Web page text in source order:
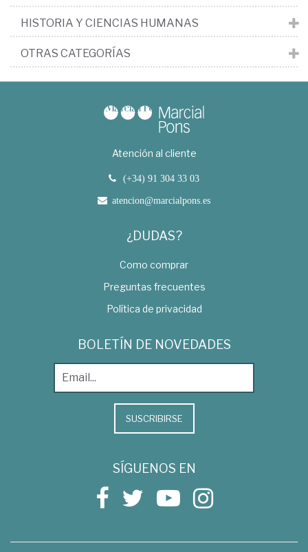
HISTORIA Y CIENCIAS HUMANAS
OTRAS CATEGORÍAS
Atención al cliente
(+34) 91 304 33 03
atencion@marcialpons.es
¿DUDAS?
Como comprar
Preguntas frecuentes
Política de privacidad
BOLETÍN DE NOVEDADES
SUSCRIBIRSE
SÍGUENOS EN